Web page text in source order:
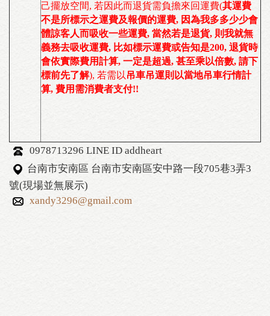
己擺放空間, 若因此而退貨需負擔來回運費(其運費
不是所標示之運費及報價的運費, 因為我多多少少會
體諒客人而吸收一些運費, 當然若是退貨, 則我就無
義務去吸收運費, 比如標示運費或告知是200, 退貨時
會依實際費用計算, 一定是超過, 甚至乘以倍數, 請下
標前先了解), 若需以 吊車吊運則以當地吊車行情計
算, 費用需消費者支付!!
0978713296 LINE ID addheart
台南市安南區 台南市安南區安中路一段705巷3弄3
號(現場並無展示)
xandy3296@gmail.com